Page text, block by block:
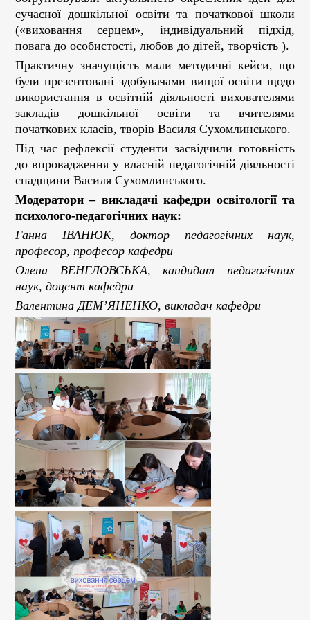
сучасної дошкільної освіти та початкової школи
(«виховання серцем», індивідуальний підхід,
повага до особистості, любов до дітей, творчість ).
Практичну значущість мали методичні кейси, що
були презентовані здобувачами вищої освіти щодо
використання в освітній діяльності вихователями
закладів дошкільної освіти та вчителями
початкових класів, творів Василя Сухомлинського.
Під час рефлексії студенти засвідчили готовність
до впровадження у власній педагогічній діяльності
спадщини Василя Сухомлинського.
Модератори – викладачі кафедри освітології та
психолого-педагогічних наук:
Ганна ІВАНЮК, доктор педагогічних наук,
професор, професор кафедри
Олена ВЕНГЛОВСЬКА, кандидат педагогічних
наук, доцент кафедри
Валентина ДЕМ’ЯНЕНКО, викладач кафедри